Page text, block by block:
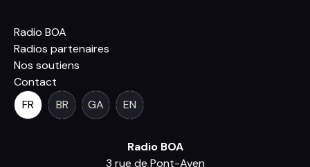
Radio BOA
Radios partenaires
Nos soutiens
Contact
FR
BR GA EN
Radio BOA
3 rue de Pont-Aven